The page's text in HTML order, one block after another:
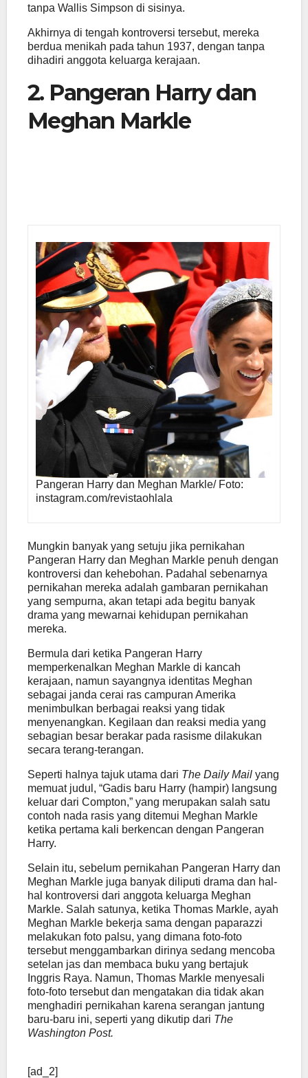
tanpa Wallis Simpson di sisinya.
Akhirnya di tengah kontroversi tersebut, mereka
berdua menikah pada tahun 1937, dengan tanpa
dihadiri anggota keluarga kerajaan.
2. Pangeran Harry dan
Meghan Markle
Pangeran Harry dan Meghan Markle/ Foto:
instagram.com/revistaohlala
Mungkin banyak yang setuju jika pernikahan
Pangeran Harry dan Meghan Markle penuh dengan
kontroversi dan kehebohan. Padahal sebenarnya
pernikahan mereka adalah gambaran pernikahan
yang sempurna, akan tetapi ada begitu banyak
drama yang mewarnai kehidupan pernikahan
mereka.
Bermula dari ketika Pangeran Harry
memperkenalkan Meghan Markle di kancah
kerajaan, namun sayangnya identitas Meghan
sebagai janda cerai ras campuran Amerika
menimbulkan berbagai reaksi yang tidak
menyenangkan. Kegilaan dan reaksi media yang
sebagian besar berakar pada rasisme dilakukan
secara terang-terangan.
Seperti halnya tajuk utama dari The Daily Mail yang
memuat judul, “Gadis baru Harry (hampir) langsung
keluar dari Compton,” yang merupakan salah satu
contoh nada rasis yang ditemui Meghan Markle
ketika pertama kali berkencan dengan Pangeran
Harry.
Selain itu, sebelum pernikahan Pangeran Harry dan
Meghan Markle juga banyak diliputi drama dan hal-
hal kontroversi dari anggota keluarga Meghan
Markle. Salah satunya, ketika Thomas Markle, ayah
Meghan Markle bekerja sama dengan paparazzi
melakukan foto palsu, yang dimana foto-foto
tersebut menggambarkan dirinya sedang mencoba
setelan jas dan membaca buku yang bertajuk
Inggris Raya. Namun, Thomas Markle menyesali
foto-foto tersebut dan mengatakan dia tidak akan
menghadiri pernikahan karena serangan jantung
baru-baru ini, seperti yang dikutip dari The
Washington Post.
[ad_2]